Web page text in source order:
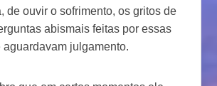
de ouvir o sofrimento, os gritos de
abismais feitas por essas
aguardavam julgamento.